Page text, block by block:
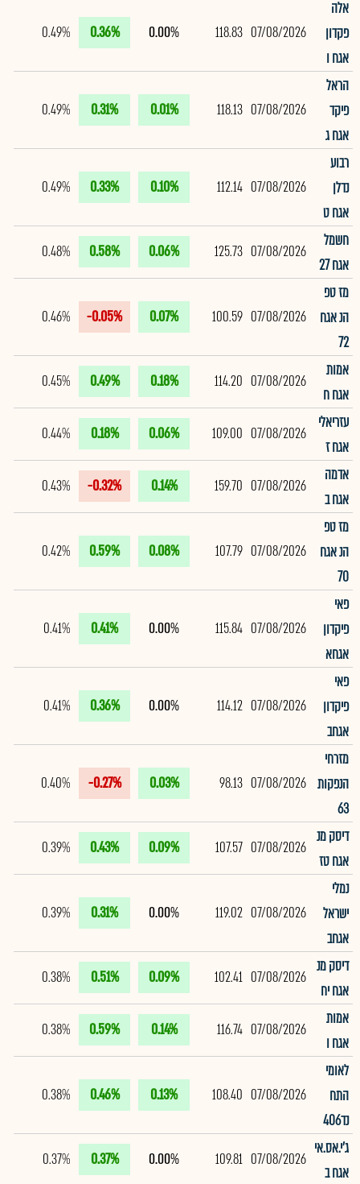
אלה
פקדון
אגח ו
07/08/2026
118.83
0.00%
0.36%
0.49%
הראל
פיקד
אגח ג
07/08/2026
118.13
0.01%
0.31%
0.49%
רבוע
נדלן
אגח ט
07/08/2026
112.14
0.10%
0.33%
0.49%
חשמל
אגח 27
07/08/2026
125.73
0.06%
0.58%
0.48%
מז טפ
הנ אגח
72
07/08/2026
100.59
0.07%
-0.05%
0.46%
אמות
אגח ח
07/08/2026
114.20
0.18%
0.49%
0.45%
עזריאלי
אגח ז
07/08/2026
109.00
0.06%
0.18%
0.44%
אדמה
אגח ב
07/08/2026
159.70
0.14%
-0.32%
0.43%
מז טפ
הנ אגח
70
07/08/2026
107.79
0.08%
0.59%
0.42%
פאי
פיקדון
אגחא
07/08/2026
115.84
0.00%
0.41%
0.41%
פאי
פיקדון
אגחב
07/08/2026
114.12
0.00%
0.36%
0.41%
מזרחי
הנפקות
63
07/08/2026
98.13
0.03%
-0.27%
0.40%
דיסק מנ
אגח טז
07/08/2026
107.57
0.09%
0.43%
0.39%
נמלי
ישראל
אגחב
07/08/2026
119.02
0.00%
0.31%
0.39%
דיסק מנ
אגח יח
07/08/2026
102.41
0.09%
0.51%
0.38%
אמות
אגח ו
07/08/2026
116.74
0.14%
0.59%
0.38%
לאומי
התח
נד406
07/08/2026
108.40
0.13%
0.46%
0.38%
ג'י.אס.אי
אגח ב
07/08/2026
109.81
0.00%
0.37%
0.37%